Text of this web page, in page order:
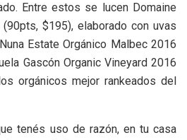
Entre estos se lucen Domaine
$195), elaborado con uvas
Estate Orgánico Malbec 2016
Gascón Organic Vineyard 2016
orgánicos mejor rankeados del
tenés uso de razón, en tu casa